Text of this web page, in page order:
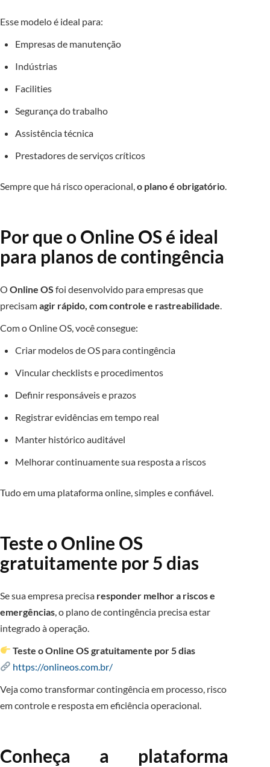
Esse modelo é ideal para:
Empresas de manutenção
Indústrias
Facilities
Segurança do trabalho
Assistência técnica
Prestadores de serviços críticos
Sempre que há risco operacional, o plano é obrigatório
Por que o Online OS é ideal
para planos de contingência
O Online OS foi desenvolvido para empresas que
precisamagir rápido, com controle e rastreabilidade
Com o Online OS, você consegue:
Criar modelos de OS para contingência
Vincular checklists e procedimentos
Definir responsáveis e prazos
Registrar evidências em tempo real
Manter histórico auditável
Melhorar continuamente sua resposta a riscos
Tudo em uma plataforma online, simples e confiável.
Teste o Online OS
gratuitamente por 5 dias
Se sua empresa precisa responder melhor a riscos e
emergências , o plano de contingência precisa estar
integrado à operação.
Teste o Online OS gratuitamente por 5 dias
https://onlineos.com.br/
Veja como transformar contingência em processo, risco
em controle e resposta em eficiência operacional.
Conheça a plataforma